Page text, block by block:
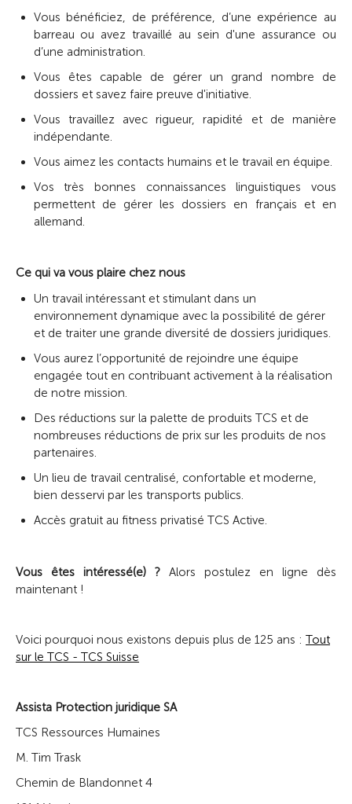
Vous bénéficiez, de préférence, d’une expérience au
barreau ou avez travaillé au sein d'une assurance ou
d’une administration.
Vous êtes capable de gérer un grand nombre de
dossiers et savez faire preuve d'initiative.
Vous travaillez avec rigueur, rapidité et de manière
indépendante.
Vous aimez les contacts humains et le travail en équipe.
Vos très bonnes connaissances linguistiques vous
permettent de gérer les dossiers en français et en
allemand.
Ce qui va vous plaire chez nous
Un travail intéressant et stimulant dans un
environnement dynamique avec la possibilité de gérer
et de traiter une grande diversité de dossiers juridiques.
Vous aurez l’opportunité de rejoindre une équipe
engagée tout en contribuant activement à la réalisation
de notre mission.
Des réductions sur la palette de produits TCS et de
nombreuses réductions de prix sur les produits de nos
partenaires.
Un lieu de travail centralisé, confortable et moderne,
bien desservi par les transports publics.
Accès gratuit au fitness privatisé TCS Active.
Vous êtes intéressé(e) ? Alors postulez en ligne dès
maintenant !
Voici pourquoi nous existons depuis plus de 125 ans : Tout
sur le TCS - TCS Suisse
Assista Protection juridique SA
TCS Ressources Humaines
M. Tim Trask
Chemin de Blandonnet 4